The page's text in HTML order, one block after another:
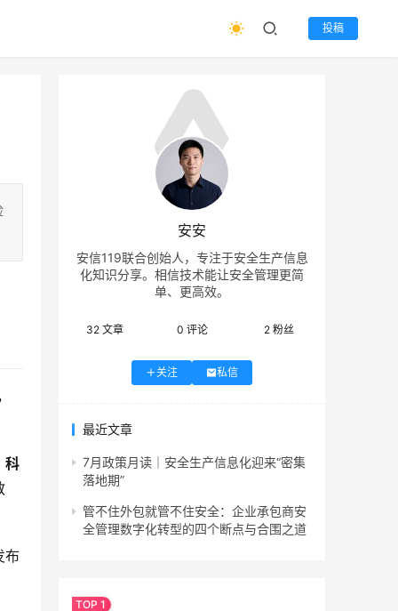
投稿
科
布
安安
安信119联合创始人，专注于安全生产信息
化知识分享。相信技术能让安全管理更简
单、更高效。
32 文章 0 评论 2 粉丝
关注 私信
最近文章
7月政策月读｜安全生产信息化迎来“密集
落地期”
管不住外包就管不住安全：企业承包商安
全管理数字化转型的四个断点与合围之道